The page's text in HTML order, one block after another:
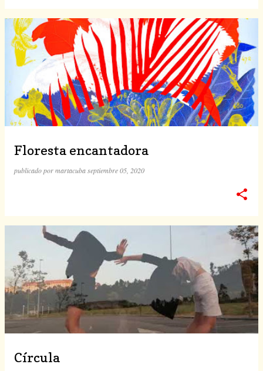
Floresta encantadora
publicado pormartacubaseptiembre 05, 2020
Círcula